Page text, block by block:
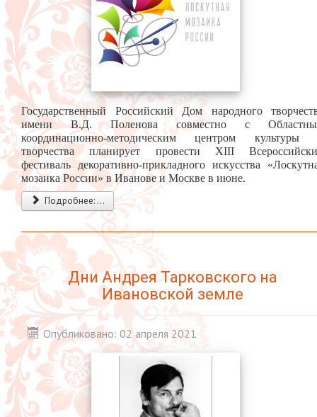
Государственный Российский Дом народного
имени В.Д. Поленова совместно с
координационно-методическим центром культуры
творчества планирует провести ХIII
фестиваль декоративно-прикладного искусства
мозаика России» в Иванове и Москве в июне.
Подробнее: ...
Дни Андрея Тарковского на
Ивановской земле
Опубликовано: 02 апреля 2021